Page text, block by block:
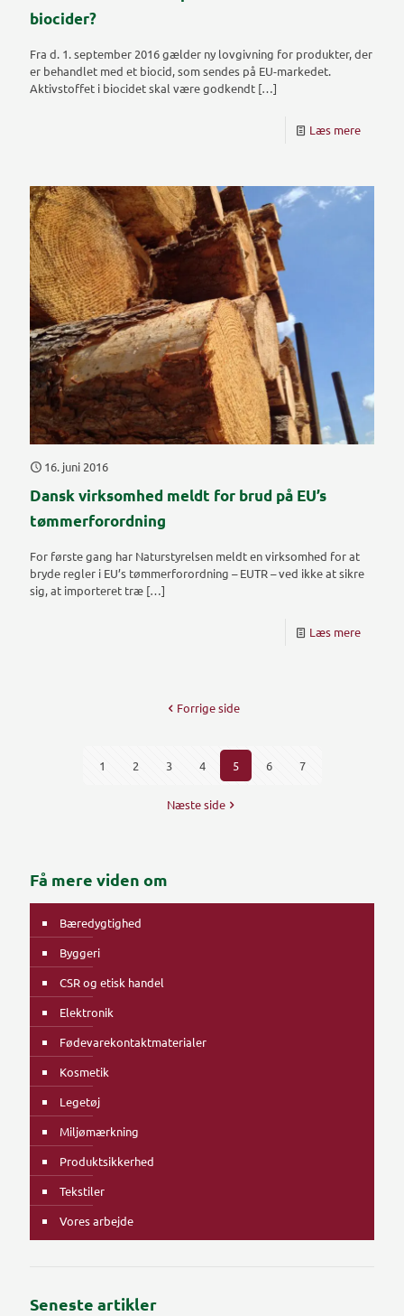
biocider?
Fra d. 1. september 2016 gælder ny lovgivning for produkter, der
er behandlet med et biocid, som sendes på EU-markedet.
Aktivstoffet i biocidet skal være godkendt […]
Læs mere
16. juni 2016
Dansk virksomhed meldt for brud på EU’s
tømmerforordning
For første gang har Naturstyrelsen meldt en virksomhed for at
bryde regler i EU’s tømmerforordning – EUTR – ved ikke at sikre
sig, at importeret træ […]
Læs mere
Forrige side
1 2 3 4 5 6 7
Næste side
Få mere viden om
Bæredygtighed
Byggeri
CSR og etisk handel
Elektronik
Fødevarekontaktmaterialer
Kosmetik
Legetøj
Miljømærkning
Produktsikkerhed
Tekstiler
Vores arbejde
Seneste artikler